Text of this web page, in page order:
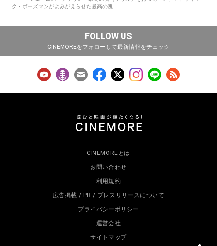
ク・ボーズマンがよみがえらせた最高の魂
FOLLOW US
CINEMOREをフォローして最新情報をチェック
CINEMOREとは
お問い合わせ
利用規約
広告掲載 / PR / プレスリリースについて
プライバシーポリシー
運営会社
サイトマップ